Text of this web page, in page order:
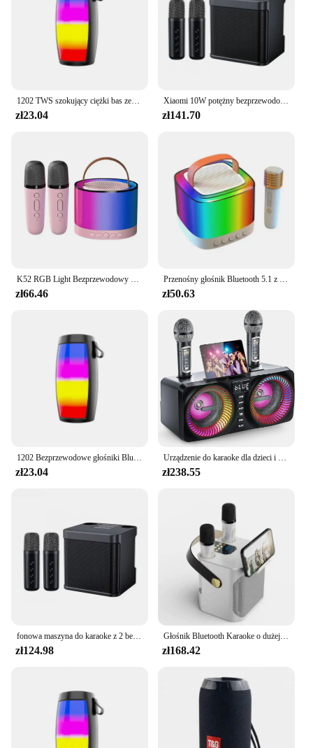
1202 TWS szokujący ciężki bas zewnętrzny przenośny bezprzewodowy głośnik Bluetooth mały głośnik domowy subwoofer o dużej głośności
zł23.04
Xiaomi 10W potężny bezprzewodowy przenośny podwójny mikrofon maszyna do karaoke na świeżym powietrzu rodzinne przyjęcie domowe KTV Karaoke Subwoofer Boom Box
zł141.70
K52 RGB Light Bezprzewodowy głośnik Bluetooth z podwójnym mikrofonem Przenośny odtwarzacz muzyczny Impreza Maszyna do karaoke dla dziecka Domowy prezent świąteczny
zł66.46
Przenośny głośnik Bluetooth 5.1 z 2 mikrofonami bezprzewodowymi i kolorowymi światłami LED do samochodu KTV Prezenty dla dzieci
zł50.63
1202 Bezprzewodowe głośniki Bluetooth Domowe zewnętrzne przenośne małe głośniki Subwoofer Car Audio Bass Odtwarzacz MP3 System dźwiękowy Światła LED
zł23.04
Urządzenie do karaoke dla dzieci i dorosłych, przenośny głośnik Bluetooth z 9 trybami diod LED, wyświetlacz litryczny i 2 mikrofonami bezprzewodowymi UHF
zł238.55
fonowa maszyna do karaoke z 2 bezprzewodowymi podwójnymi mikrofonami przenośny Boombox AUX karta TF U odtwarzacz dysku zmieniarka głosu na imprezę
zł124.98
Głośnik Bluetooth Karaoke o dużej mocy Przenośny bezprzewodowy subwoofer 360 Stereo surround z 2 mikrofonami Boombox Prezent dla dziecka w domu
zł168.42